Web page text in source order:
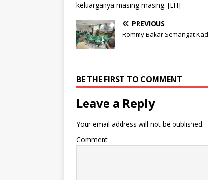
keluarganya masing-masing. [EH]
PREVIOUS
Rommy Bakar Semangat
BE THE FIRST TO COMMENT
Leave a Reply
Your email address will not be published.
Comment